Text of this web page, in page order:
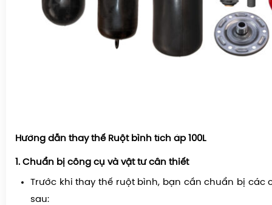
Hướng dẫn thay thế Ruột bình tích áp 100L
1. Chuẩn bị công cụ và vật tư cần thiết
Trước khi thay thế ruột bình, bạn cần chuẩn bị các
sau: